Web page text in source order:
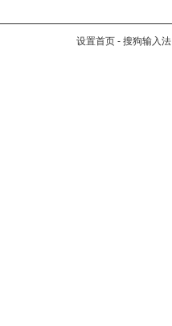
设置首页 - 搜狗输入法